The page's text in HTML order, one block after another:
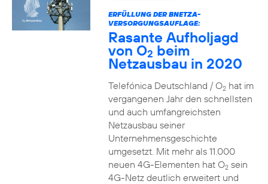
ERFÜLLUNG DER BNETZA-
VERSORGUNGSAUFLAGE:
Rasante Aufholjagd
von O2 beim
Netzausbau in 2020
Telefónica Deutschland / O2hat im
vergangenen Jahr den schnellsten
und auch umfangreichsten
Netzausbau seiner
Unternehmensgeschichte
umgesetzt. Mit mehr als 11.000
neuen 4G-Elementen hat O2sein
4G-Netz deutlich erweitert und